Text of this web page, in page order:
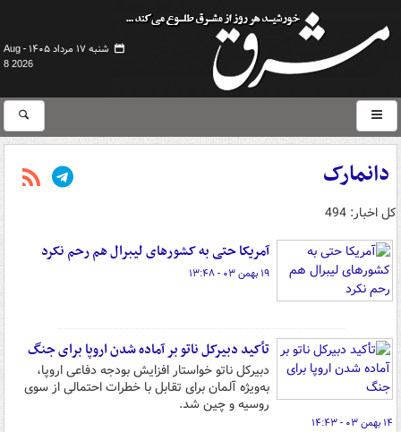
شنبه ۱۷ مرداد ۱۴۰۵ -
Aug
8 2026
دانمارک
کل اخبار: 494
آمریکا حتی به کشورهای لیبرال هم رحم نکرد
۱۹ بهمن ۰۳ - ۱۳:۴۸
تأکید دبیرکل ناتو بر آماده شدن اروپا برای جنگ
دبیرکل ناتو خواستار افزایش بودجه دفاعی اروپا،
به‌ویژه آلمان برای تقابل با خطرات احتمالی از سوی
روسیه و چین شد.
۱۴ بهمن ۰۳ - ۱۴:۴۳